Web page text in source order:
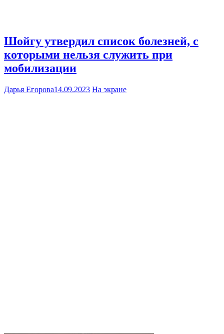
Шойгу утвердил список болезней, с
которыми нельзя служить при
мобилизации
Дарья Егорова14.09.2023 На экране